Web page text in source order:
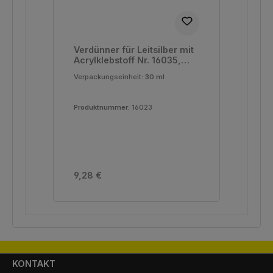
Verdünner für Leitsilber mit
Acrylklebstoff Nr. 16035,
Verpackungseinheit: 30 ml
Produktnummer: 16023
Regulärer Preis:
9,28 €
KONTAKT